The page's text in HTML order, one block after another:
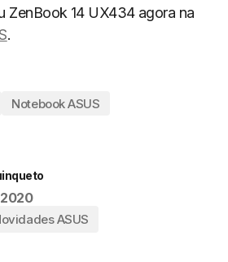
ZenBook 14 UX434 agora na
.
Notebook ASUS
ASUS